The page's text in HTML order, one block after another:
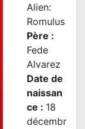
Alien:
Romulus
Père :
Fede
Alvarez
Date de
naissan
ce : 18
décembr